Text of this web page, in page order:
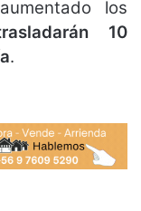
los
10
.